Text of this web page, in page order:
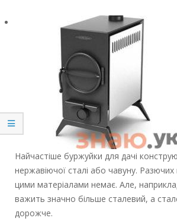
Найчастіше буржуйки для дачі
нержавіючої сталі або чавуну. Разючих
цими матеріалами немає. Але,
важить значно більше сталевий, а
дорожче.